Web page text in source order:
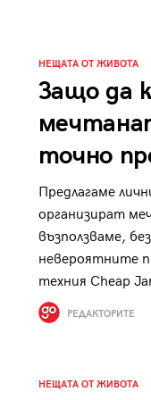
НЕЩАТА ОТ ЖИВОТА
Защо да
точно
Предлагаме
организират
възползваме,
невероятните
техния Cheap
РЕДАКТОРИТЕ
НЕЩАТА ОТ ЖИВОТА